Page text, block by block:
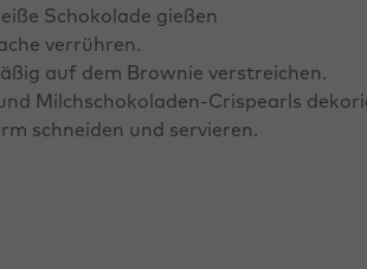
Schokolade gießen
verrühren.
auf dem Brownie verstreichen.
Milchschokoladen-Crispearls
schneiden und servieren.